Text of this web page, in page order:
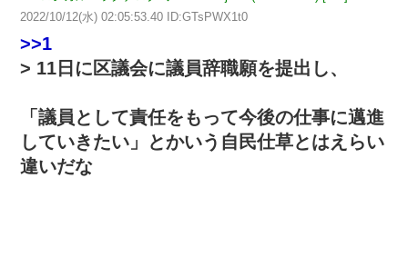
2022/10/12(水) 02:05:53.40 ID:GTsPWX1t0
>>1
> 11日に区議会に議員辞職願を提出し、
「議員として責任をもって今後の仕事に邁進
していきたい」とかいう自民仕草とはえらい
違いだな